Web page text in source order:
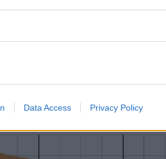
Data Access Privacy Policy